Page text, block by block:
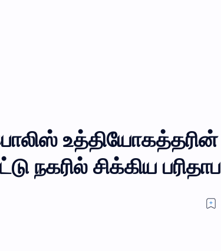
உத்தியோகத்தரின்
நகரில் சிக்கிய